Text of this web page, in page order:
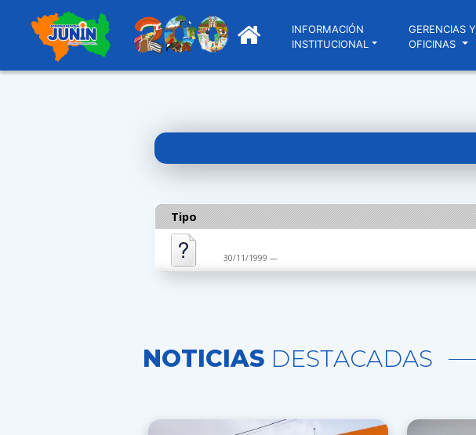
INFORMACIÓN
INSTITUCIONAL
GERENCIAS Y
OFICINAS
Tipo
30/11/1999 —
NOTICIAS DESTACADAS